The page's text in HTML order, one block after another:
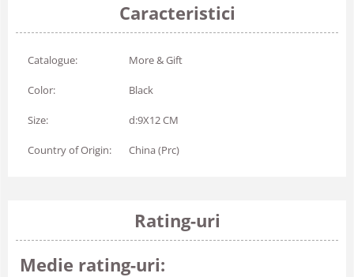
Caracteristici
Catalogue: More & Gift
Color: Black
Size: d:9X12 CM
Country of Origin: China (Prc)
Rating-uri
Medie rating-uri: